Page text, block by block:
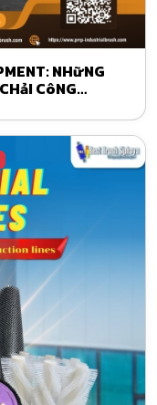
NHữNG
CôNG